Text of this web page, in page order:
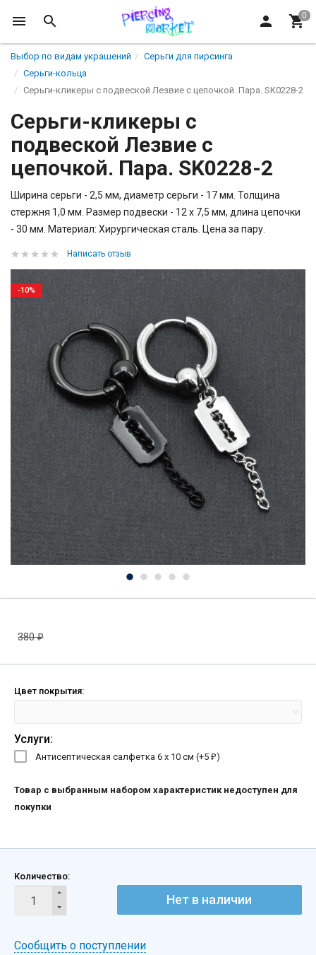
Выбор по видам украшений
Серьги для пирсинга
Серьги-кольца
Серьги-кликеры с подвеской Лезвие с цепочкой. Пара. SK0228-2
Серьги-кликеры с
подвеской Лезвие с
цепочкой. Пара. SK0228-2
Ширина серьги - 2,5 мм, диаметр серьги - 17 мм. Толщина
стержня 1,0 мм. Размер подвески - 12 х 7,5 мм, длина цепочки
- 30 мм. Материал: Хирургическая сталь. Цена за пару.
Написать отзыв
-10%
380₽
Цвет покрытия:
Услуги:
Антисептическая салфетка 6 х 10 см (+5 ₽)
Товар с выбранным набором характеристик недоступен для
покупки
Количество:
Нет в наличии
Сообщить о поступлении